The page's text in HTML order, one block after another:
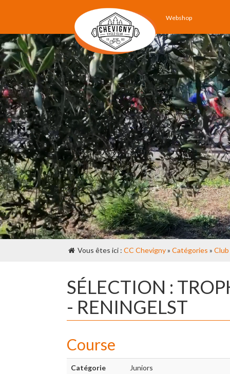
Webshop
Vous êtes ici : CC Chevigny» Catégories » Club
SÉLECTION :
- RENINGELST
Course
Catégorie Juniors